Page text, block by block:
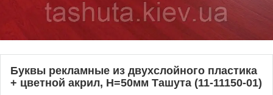
Буквы рекламные из двухслойного пластика
+ цветной акрил, H=50мм Ташута (11-11150-01)